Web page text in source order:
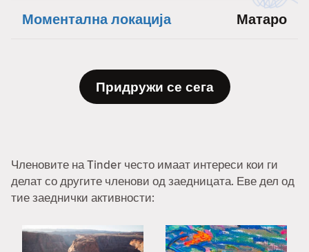
Моментална локација Матаро
Придружи се сега
Членовите на Tinder често имаат интереси кои ги
делат со другите членови од заедницата. Еве дел од
тие заеднички активности: